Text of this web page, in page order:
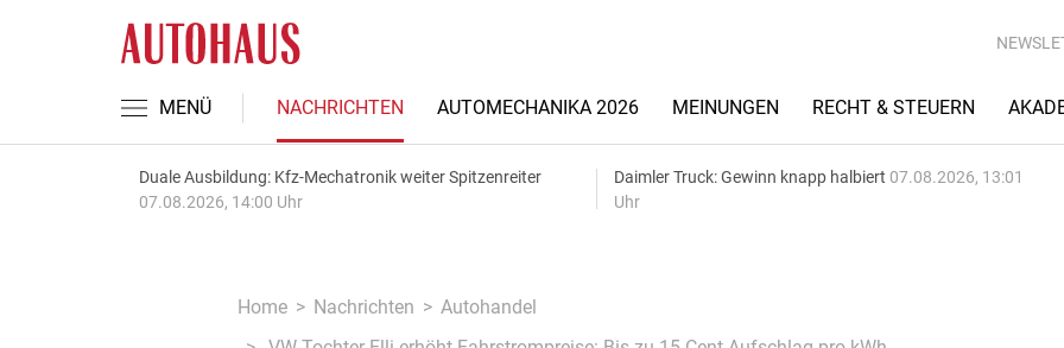
MENÜ NACHRICHTEN AUTOMECHANIKA 2026 MEINUNGEN RECHT & STEUERN
Duale Ausbildung: Kfz-Mechatronik weiter Spitzenreiter
07.08.2026, 14:00 Uhr
Daimler Truck: Gewinn knapp halbiert 07.08.2026, 13:01
Uhr
Home Nachrichten
Autohandel